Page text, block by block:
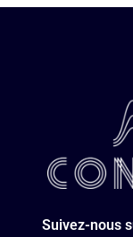
Suivez-nous